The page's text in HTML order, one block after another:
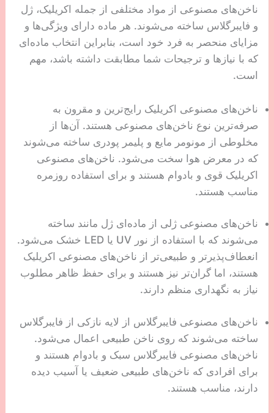
ناخن‌های مصنوعی از مواد مختلفی از جمله اکریلیک، ژل
و فایبرگلاس ساخته می‌شوند. هر ماده دارای ویژگی‌ها و
مزایای منحصر به فرد خود است، بنابراین انتخاب ماده‌ای
که با نیازها و ترجیحات شما مطابقت داشته باشد، مهم
است.
ناخن‌های مصنوعی اکریلیک رایج‌ترین و مقرون به
صرفه‌ترین نوع ناخن‌های مصنوعی هستند. آن‌ها از
مخلوطی از مونومر مایع و پلیمر پودری ساخته می‌شوند
که در معرض هوا سخت می‌شود. ناخن‌های مصنوعی
اکریلیک قوی و بادوام هستند و برای استفاده روزمره
مناسب هستند.
ناخن‌های مصنوعی ژلی از ماده‌ای ژل مانند ساخته
می‌شوند که با استفاده از نور UV یا LED خشک می‌شود.
انعطاف‌پذیرتر و طبیعی‌تر از ناخن‌های مصنوعی اکریلیک
هستند، اما گران‌تر نیز هستند و برای حفظ ظاهر مطلوب
نیاز به نگهداری منظم دارند.
ناخن‌های مصنوعی فایبرگلاس از لایه نازکی از فایبرگلاس
ساخته می‌شوند که روی ناخن طبیعی اعمال می‌شود.
ناخن‌های مصنوعی فایبرگلاس سبک و بادوام هستند و
برای افرادی که ناخن‌های طبیعی ضعیف یا آسیب دیده
دارند، مناسب هستند.